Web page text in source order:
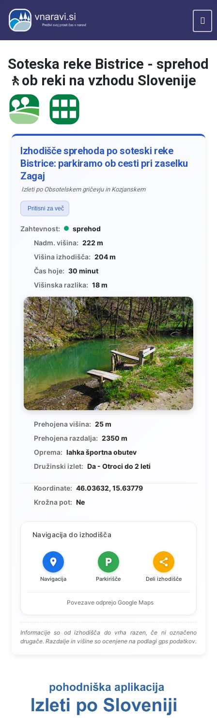
Soteska reke Bistrice - sprehod
🚶ob reki na vzhodu Slovenije
Izhodišče sprehoda po soteski reke
Bistrice: parkiramo ob cesti pri zaselku
Zagaj
Izleti po Obsotelskem gričevju in Kozjanskem
Pritisni za več
Zahtevnost:
sprehod
Nadm. višina: 222 m
Višina izhodišča: 204 m
Čas hoje: 30 minut
Višinska razlika: 18 m
Prehojena višina: 25 m
Prehojena razdalja: 2350 m
Oprema: lahka športna obutev
Družinski izlet: Da - Otroci do 2 leti
Koordinate: 46.03632, 15.63779
Krožna pot: Ne
Navigacija do izhodišča
Navigacija Parkirišče Deli izhodišče
Povezave odprejo Google Maps
Informacije so od izhodišča do vrha razen, če ni označeno
drugače. Razdalje in višine so ocenjene na podlagi gps podatkov.